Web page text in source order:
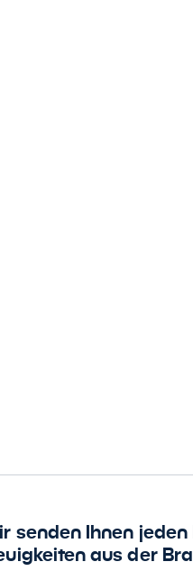
senden Ihnen
aus der